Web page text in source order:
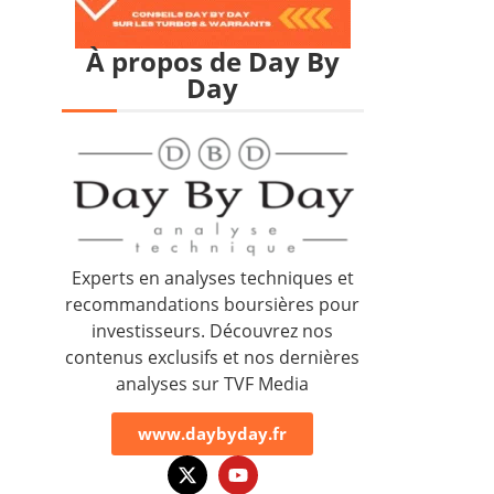
À propos de Day By
Day
Experts en analyses techniques et
recommandations boursières pour
investisseurs. Découvrez nos
contenus exclusifs et nos dernières
analyses sur TVF Media
www.daybyday.fr